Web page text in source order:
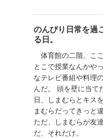
のんびり日常を過
る日。
体育館の二階。こ
とこで授業なんかや
なテレビ番組や料理
んだ。 頭を壁に当て
日、しまむらとキス
まむらだってきっと
ただ、しまむらが友
だ、それだけ。